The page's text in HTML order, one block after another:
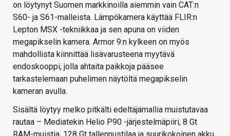
on löytynyt Suomen markkinoilla aiemmin vain CAT:n
S60- ja S61-malleista. Lämpökamera käyttää FLIR:n
Lepton MSX -tekniikkaa ja sen apuna on viiden
megapikselin kamera. Armor 9:n kylkeen on myös
mahdollista kiinnittää lisävarusteena myytävä
endoskooppi, jolla ahtaita paikkoja pääsee
tarkastelemaan puhelimen näytöltä megapikselin
kameran avulla.
Sisältä löytyy melko pitkälti edeltäjämallia muistutavaa
rautaa – Mediatekin Helio P90 -järjestelmäpiiri, 8 Gt